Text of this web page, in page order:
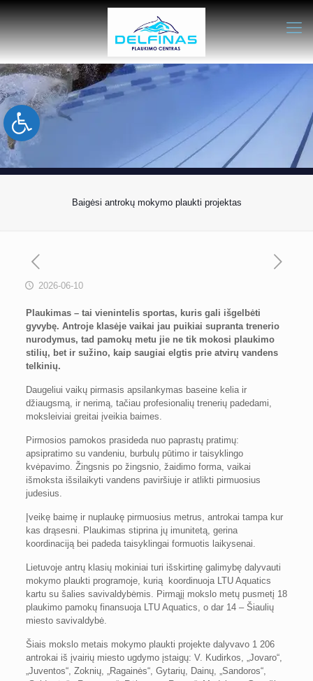
Open toolbar
Baigėsi antrokų mokymo plaukti projektas
2026-06-10
Plaukimas – tai vienintelis sportas, kuris gali išgelbėti
gyvybę. Antroje klasėje vaikai jau puikiai supranta trenerio
nurodymus, tad pamokų metu jie ne tik mokosi plaukimo
stilių, bet ir sužino, kaip saugiai elgtis prie atvirų vandens
telkinių.
Daugeliui vaikų pirmasis apsilankymas baseine kelia ir
džiaugsmą, ir nerimą, tačiau profesionalių trenerių padedami,
moksleiviai greitai įveikia baimes.
Pirmosios pamokos prasideda nuo paprastų pratimų:
apsipratimo su vandeniu, burbulų pūtimo ir taisyklingo
kvėpavimo. Žingsnis po žingsnio, žaidimo forma, vaikai
išmoksta išsilaikyti vandens paviršiuje ir atlikti pirmuosius
judesius.
Įveikę baimę ir nuplaukę pirmuosius metrus, antrokai tampa kur
kas drąsesni. Plaukimas stiprina jų imunitetą, gerina
koordinaciją bei padeda taisyklingai formuotis laikysenai.
Lietuvoje antrų klasių mokiniai turi išskirtinę galimybę dalyvauti
mokymo plaukti programoje, kurią koordinuoja LTU Aquatics
kartu su šalies savivaldybėmis. Pirmąjį mokslo metų pusmetį 18
plaukimo pamokų finansuoja LTU Aquatics, o dar 14 – Šiaulių
miesto savivaldybė.
Šiais mokslo metais mokymo plaukti projekte dalyvavo 1 206
antrokai iš įvairių miesto ugdymo įstaigų: V. Kudirkos, „Jovaro“,
„Juventos“, Zoknių, „Ragainės“, Gytarių, Dainų, „Sandoros“,